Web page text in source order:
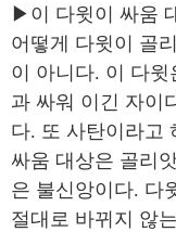
▶이 다윗이 싸움
어떻게 다윗이 골
이 아니다. 이 다
과 싸워 이긴 자이
다. 또 사탄이라고
싸움 대상은 골리
은 불신앙이다. 다
절대로 바뀌지 않